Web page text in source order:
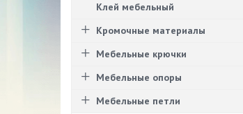
Клей мебельный
Кромочные материалы
Мебельные крючки
Мебельные опоры
Мебельные петли